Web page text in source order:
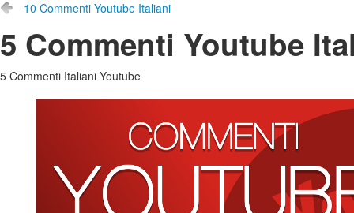
10 Commenti Youtube Italiani
5 Commenti Youtube
5 Commenti Italiani Youtube